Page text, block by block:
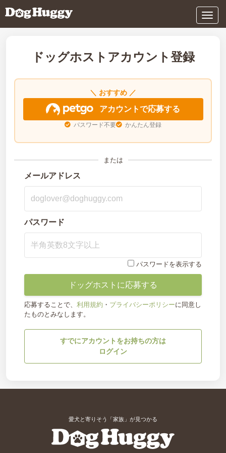
メ
ニ
ドッグホストアカウント登録
おすすめ
アカウントで応募する
パスワード不要 かんたん登録
または
メールアドレス
パスワード
パスワードを表示する
応募することで、 利用規約 ・ プライバシーポリシーに同意し
たものとみなします。
すでにアカウントをお持ちの方は
ログイン
愛犬と寄りそう「家族」が見つかる